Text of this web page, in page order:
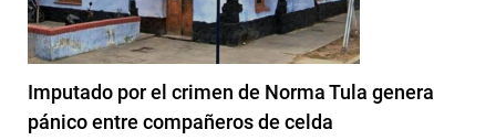
Imputado por el crimen de Norma Tula genera
pánico entre compañeros de celda